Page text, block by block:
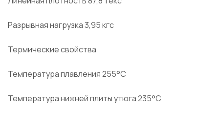
Разрывная нагрузка 3,95 кгс
Термические свойства
Температура плавления 255°C
Температура нижней плиты утюга 235°C